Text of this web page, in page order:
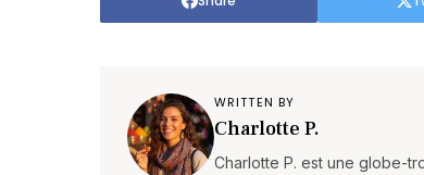
WRITTEN BY
Charlotte P.
Charlotte P. est une globe-